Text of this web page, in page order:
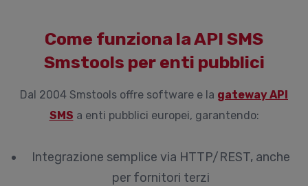
Come funziona la API SMS
Smstools per enti pubblici
Dal 2004 Smstools offre software e la gateway API
SMS a enti pubblici europei, garantendo:
Integrazione semplice via HTTP/REST, anche
per fornitori terzi